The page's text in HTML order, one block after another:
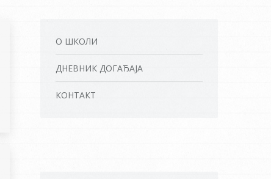
О ШКОЛИ
ДНЕВНИК ДОГАЂАЈА
КОНТАКТ